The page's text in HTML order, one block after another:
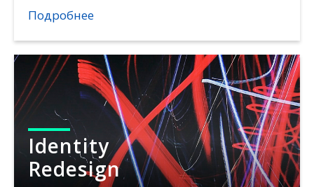
Подробнее
Identity
Redesign